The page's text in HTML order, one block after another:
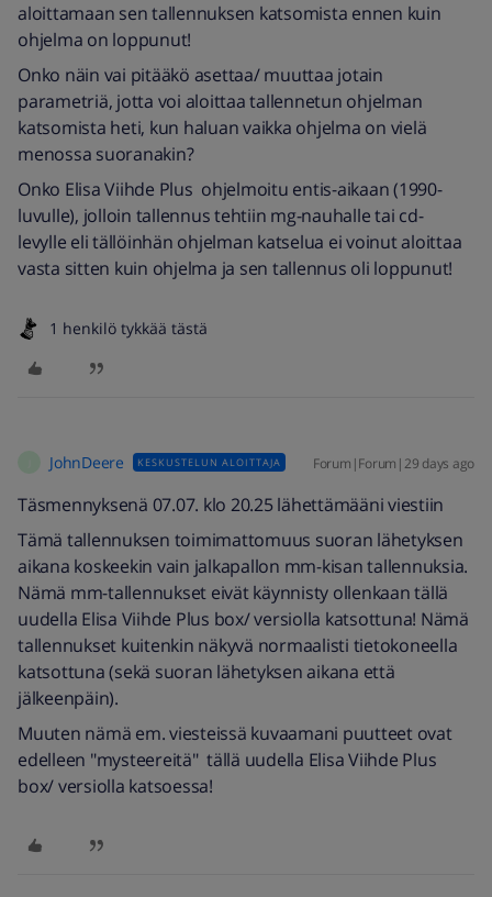
aloittamaan sen tallennuksen katsomista ennen kuin
ohjelma on loppunut!
Onko näin vai pitääkö asettaa/ muuttaa jotain
parametriä, jotta voi aloittaa tallennetun ohjelman
katsomista heti, kun haluan vaikka ohjelma on vielä
menossa suoranakin?
Onko Elisa Viihde Plus ohjelmoitu entis-aikaan (1990-
luvulle), jolloin tallennus tehtiin mg-nauhalle tai cd-
levylle eli tällöinhän ohjelman katselua ei voinut aloittaa
vasta sitten kuin ohjelma ja sen tallennus oli loppunut!
1 henkilö tykkää tästä
JohnDeere KESKUSTELUN ALOITTAJA Forum|Forum|29 days ago
Täsmennyksenä 07.07. klo 20.25 lähettämääni viestiin
Tämä tallennuksen toimimattomuus suoran lähetyksen
aikana koskeekin vain jalkapallon mm-kisan tallennuksia.
Nämä mm-tallennukset eivät käynnisty ollenkaan tällä
uudella Elisa Viihde Plus box/ versiolla katsottuna! Nämä
tallennukset kuitenkin näkyvä normaalisti tietokoneella
katsottuna (sekä suoran lähetyksen aikana että
jälkeenpäin).
Muuten nämä em. viesteissä kuvaamani puutteet ovat
edelleen "mysteereitä" tällä uudella Elisa Viihde Plus
box/ versiolla katsoessa!